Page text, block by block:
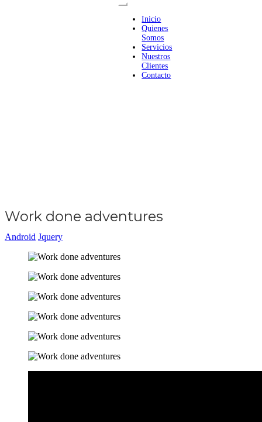
Inicio
Quienes
Somos
Servicios
Nuestros
Clientes
Contacto
Work done adventures
Android Jquery